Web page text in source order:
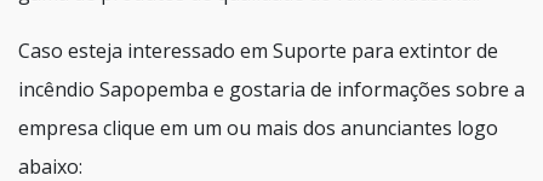
Caso esteja interessado em Suporte para extintor de
incêndio Sapopemba e gostaria de informações sobre a
empresa clique em um ou mais dos anunciantes logo
abaixo: